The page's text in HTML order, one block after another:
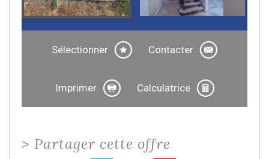
Sélectionner Contacter
Imprimer Calculatrice
> Partager cette offre